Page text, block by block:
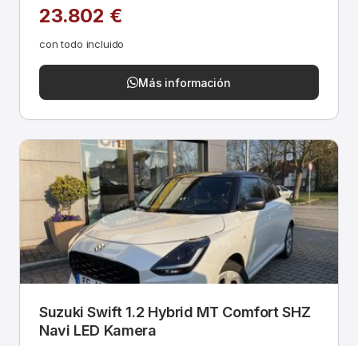
23.802 €
con todo incluido
Más información
Suzuki Swift 1.2 Hybrid MT Comfort SHZ
Navi LED Kamera